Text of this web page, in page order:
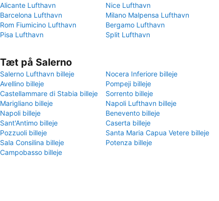
Alicante Lufthavn
Nice Lufthavn
Barcelona Lufthavn
Milano Malpensa Lufthavn
Rom Fiumicino Lufthavn
Bergamo Lufthavn
Pisa Lufthavn
Split Lufthavn
Tæt på Salerno
Salerno Lufthavn billeje
Nocera Inferiore billeje
Avellino billeje
Pompeji billeje
Castellammare di Stabia billeje
Sorrento billeje
Marigliano billeje
Napoli Lufthavn billeje
Napoli billeje
Benevento billeje
Sant'Antimo billeje
Caserta billeje
Pozzuoli billeje
Santa Maria Capua Vetere billeje
Sala Consilina billeje
Potenza billeje
Campobasso billeje